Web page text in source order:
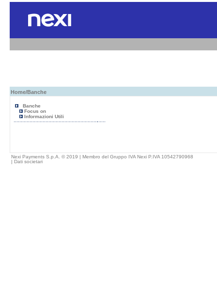
Home/Banche
Banche
Focus on
Informazioni Utili
Nexi Payments S.p.A. © 2019 | Membro del Gruppo IVA Nexi P.IVA 10542790968
| Dati societari